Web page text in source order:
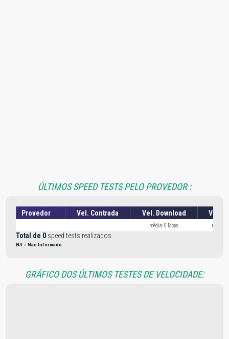
ÚLTIMOS SPEED TESTS PELO PROVEDOR :
Provedor Vel. Contrada Vel. Download Vel.
média: 0 Mbps média:
Total de 0 speed tests realizados
N/I = Não Informado
GRÁFICO DOS ÚLTIMOS TESTES DE VELOCIDADE: